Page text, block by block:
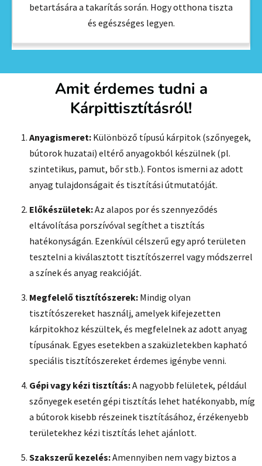
betartására a takarítás során. Hogy otthona tiszta
és egészséges legyen.
Amit érdemes tudni a
Kárpittisztításról!
Anyagismeret: Különböző típusú kárpitok (szőnyegek,
bútorok huzatai) eltérő anyagokból készülnek (pl.
szintetikus, pamut, bőr stb.). Fontos ismerni az adott
anyag tulajdonságait és tisztítási útmutatóját.
Előkészületek:Az alapos por és szennyeződés
eltávolítása porszívóval segíthet a tisztítás
hatékonyságán. Ezenkívül célszerű egy apró területen
tesztelni a kiválasztott tisztítószerrel vagy módszerrel
a színek és anyag reakcióját.
Megfelelő tisztítószerek: Mindig olyan
tisztítószereket használj, amelyek kifejezetten
kárpitokhoz készültek, és megfelelnek az adott anyag
típusának. Egyes esetekben a szaküzletekben kapható
speciális tisztítószereket érdemes igénybe venni.
Gépi vagy kézi tisztítás:A nagyobb felületek, például
szőnyegek esetén gépi tisztítás lehet hatékonyabb, míg
a bútorok kisebb részeinek tisztításához, érzékenyebb
területekhez kézi tisztítás lehet ajánlott.
Szakszerű kezelés:Amennyiben nem vagy biztos a